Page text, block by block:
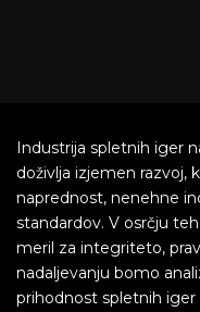
Industrija spletnih iger
doživlja izjemen razvoj,
naprednost, nenehne
standardov. V osrčju
meril za integriteto,
nadaljevanju bomo
prihodnost spletnih